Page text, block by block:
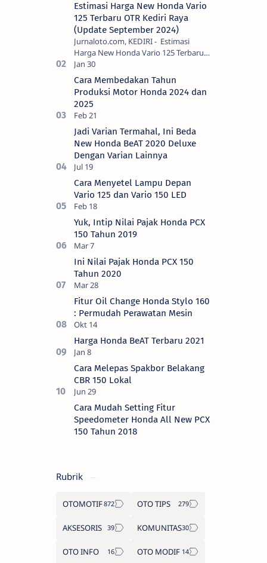
Estimasi Harga New Honda Vario
125 Terbaru OTR Kediri Raya
(Update September 2024)
Jurnaloto.com, KEDIRI - Estimasi
Harga New Honda Vario 125 Terbaru
OTR Kediri Raya (Update September
2024) Brosis sekalian, PT Astra Honda
Motor (AH…
Cara Membedakan Tahun
Produksi Motor Honda 2024 dan
2025
Jadi Varian Termahal, Ini Beda
New Honda BeAT 2020 Deluxe
Dengan Varian Lainnya
Cara Menyetel Lampu Depan
Vario 125 dan Vario 150 LED
Yuk, Intip Nilai Pajak Honda PCX
150 Tahun 2019
Ini Nilai Pajak Honda PCX 150
Tahun 2020
Fitur Oil Change Honda Stylo 160
: Permudah Perawatan Mesin
Harga Honda BeAT Terbaru 2021
Cara Melepas Spakbor Belakang
CBR 150 Lokal
Cara Mudah Setting Fitur
Speedometer Honda All New PCX
150 Tahun 2018
Rubrik
OTOMOTIF OTO TIPS
AKSESORIS KOMUNITAS
OTO INFO OTO MODIF